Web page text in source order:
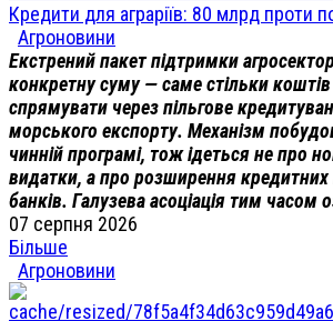
Кредити для аграріїв: 80 млрд проти
Агроновини
Екстрений пакет підтримки
конкретну суму — саме стільки
спрямувати через пільгове
морського експорту. Механізм
чинній програмі, тож ідеться не про
видатки, а про розширення
банків. Галузева асоціація тим часом
07 серпня 2026
Більше
Агроновини